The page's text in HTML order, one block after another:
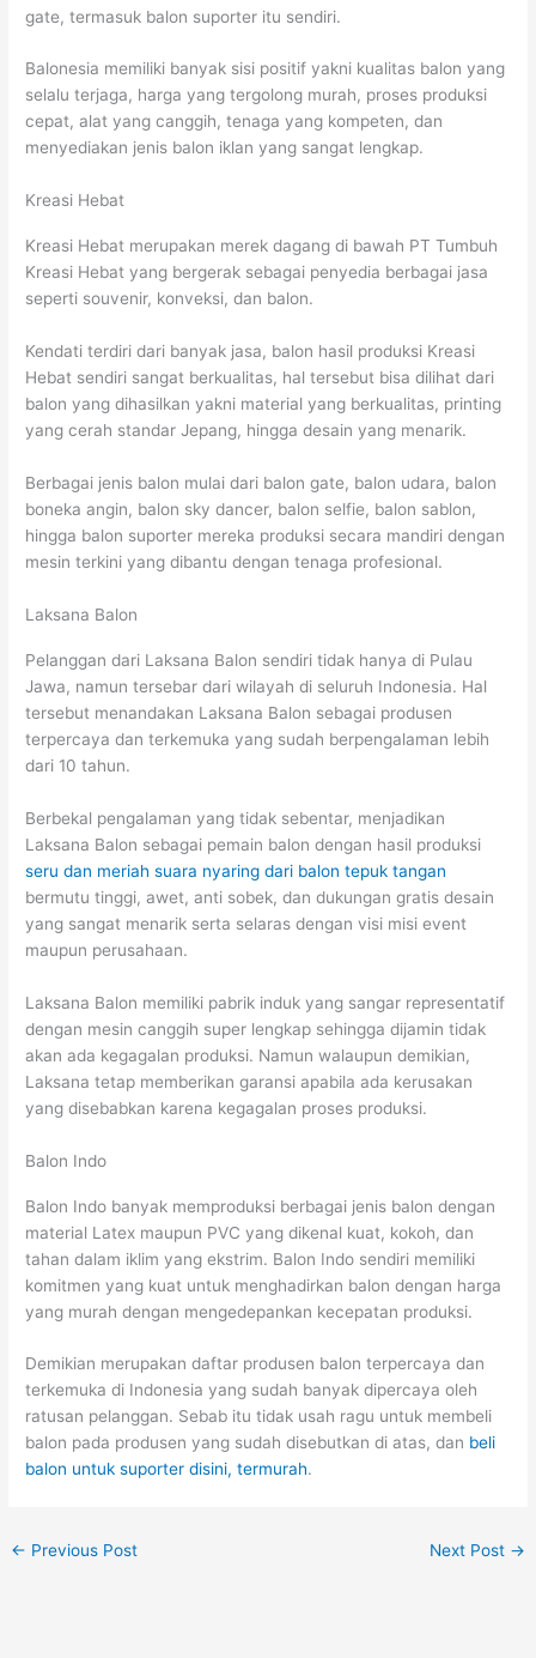
gate, termasuk balon suporter itu sendiri.
Balonesia memiliki banyak sisi positif yakni kualitas balon yang
selalu terjaga, harga yang tergolong murah, proses produksi
cepat, alat yang canggih, tenaga yang kompeten, dan
menyediakan jenis balon iklan yang sangat lengkap.
Kreasi Hebat
Kreasi Hebat merupakan merek dagang di bawah PT Tumbuh
Kreasi Hebat yang bergerak sebagai penyedia berbagai jasa
seperti souvenir, konveksi, dan balon.
Kendati terdiri dari banyak jasa, balon hasil produksi Kreasi
Hebat sendiri sangat berkualitas, hal tersebut bisa dilihat dari
balon yang dihasilkan yakni material yang berkualitas, printing
yang cerah standar Jepang, hingga desain yang menarik.
Berbagai jenis balon mulai dari balon gate, balon udara, balon
boneka angin, balon sky dancer, balon selfie, balon sablon,
hingga balon suporter mereka produksi secara mandiri dengan
mesin terkini yang dibantu dengan tenaga profesional.
Laksana Balon
Pelanggan dari Laksana Balon sendiri tidak hanya di Pulau
Jawa, namun tersebar dari wilayah di seluruh Indonesia. Hal
tersebut menandakan Laksana Balon sebagai produsen
terpercaya dan terkemuka yang sudah berpengalaman lebih
dari 10 tahun.
Berbekal pengalaman yang tidak sebentar, menjadikan
Laksana Balon sebagai pemain balon dengan hasil produksi
seru dan meriah suara nyaring dari balon tepuk tangan
bermutu tinggi, awet, anti sobek, dan dukungan gratis desain
yang sangat menarik serta selaras dengan visi misi event
maupun perusahaan.
Laksana Balon memiliki pabrik induk yang sangar representatif
dengan mesin canggih super lengkap sehingga dijamin tidak
akan ada kegagalan produksi. Namun walaupun demikian,
Laksana tetap memberikan garansi apabila ada kerusakan
yang disebabkan karena kegagalan proses produksi.
Balon Indo
Balon Indo banyak memproduksi berbagai jenis balon dengan
material Latex maupun PVC yang dikenal kuat, kokoh, dan
tahan dalam iklim yang ekstrim. Balon Indo sendiri memiliki
komitmen yang kuat untuk menghadirkan balon dengan harga
yang murah dengan mengedepankan kecepatan produksi.
Demikian merupakan daftar produsen balon terpercaya dan
terkemuka di Indonesia yang sudah banyak dipercaya oleh
ratusan pelanggan. Sebab itu tidak usah ragu untuk membeli
balon pada produsen yang sudah disebutkan di atas, dan beli
balon untuk suporter disini, termurah.
← Previous Post Next Post →